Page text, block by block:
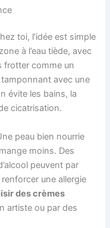
toi, l’idée est simple
à l’eau tiède, avec
frotter comme un
avec une
évite les bains, la
cicatrisation.
peau bien nourrie
moins. Des
peuvent par
une allergie
des crèmes
artiste ou par des